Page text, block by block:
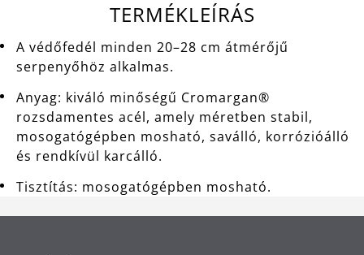
TERMÉKLEÍRÁS
A védőfedél minden 20–28 cm átmérőjű
serpenyőhöz alkalmas.
Anyag: kiváló minőségű Cromargan®
rozsdamentes acél, amely méretben stabil,
mosogatógépben mosható, saválló, korrózióálló
és rendkívül karcálló.
Tisztítás: mosogatógépben mosható.